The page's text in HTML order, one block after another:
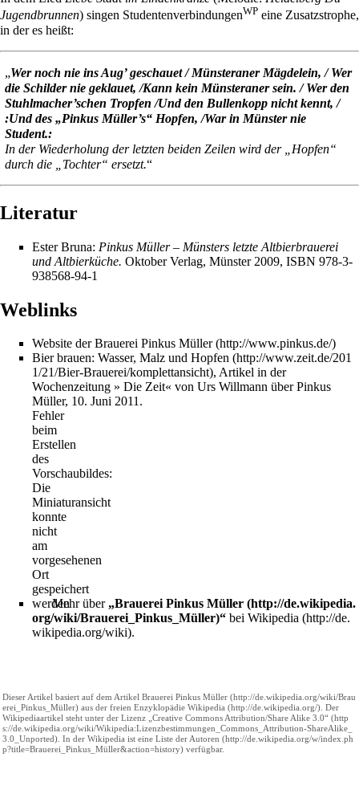
Jugendbrunnen) singen StudentenverbindungenWP eine Zusatzstrophe,
in der es heißt:
„Wer noch nie ins Aug’ geschauet / Münsteraner Mägdelein, / Wer
die Schilder nie geklauet, /Kann kein Münsteraner sein. / Wer den
Stuhlmacher’schen Tropfen /Und den Bullenkopp nicht kennt, /
:Und des „Pinkus Müller’s“ Hopfen, /War in Münster nie
Student.:
In der Wiederholung der letzten beiden Zeilen wird der „Hopfen“
durch die „Tochter“ ersetzt.“
Literatur
Ester Bruna: Pinkus Müller – Münsters letzte Altbierbrauerei
und Altbierküche. Oktober Verlag, Münster 2009, ISBN 978-3-
938568-94-1
Weblinks
Website der Brauerei Pinkus Müller
Bier brauen: Wasser, Malz und Hopfen
, Artikel in der
Wochenzeitung » Die Zeit« von Urs Willmann über Pinkus
Müller, 10. Juni 2011.
Fehler
beim
Erstellen
des
Vorschaubildes:
Die
Miniaturansicht
konnte
nicht
am
vorgesehenen
Ort
gespeichert
werden
Mehr über „Brauerei Pinkus Müller
“ bei Wikipedia
.
Dieser Artikel basiert auf dem Artikel Brauerei Pinkus Müller
aus der freien Enzyklopädie Wikipedia
. Der
Wikipediaartikel steht unter der Lizenz „Creative Commons Attribution/Share Alike 3.0“
. In der Wikipedia ist eine Liste der Autoren
verfügbar.